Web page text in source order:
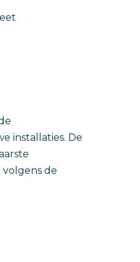
installaties. De
de